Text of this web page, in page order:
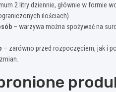
2 litry dziennie, głównie w formie
ilościach).
– warzywa można spożywać na
– zarówno przed rozpoczęciem, jak i